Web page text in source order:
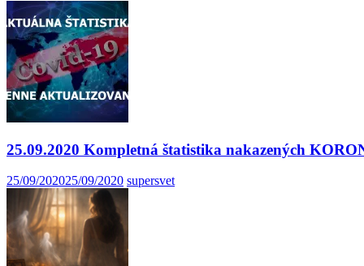
25.09.2020 Kompletná štatistika nakazených
25/09/202025/09/2020 supersvet